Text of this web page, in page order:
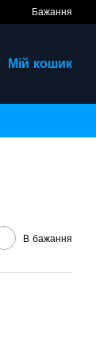
Бажання
Мій кошик
В бажання